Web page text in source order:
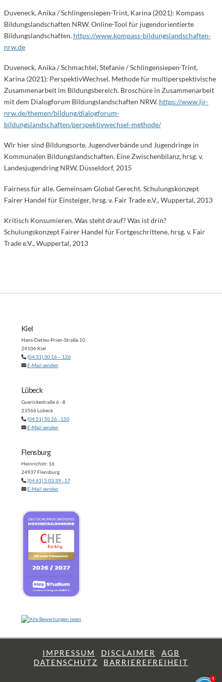
Duveneck, Anika / Schlingensiepen-Trint, Karina (2021): Kompass
Bildungslandschaften NRW. Online-Tool für jugendorientierte
Bildungslandschaften. https://www.kompass-bildungslandschaften-
nrw.de
Duveneck, Anika / Schmachtel, Stefanie / Schlingensiepen-Trint,
Karina (2021): PerspektivWechsel. Methode für multiperspektivische
Zusammenarbeit im Bildungsbereich. Broschüre in Zusammenarbeit
mit dem Dialogforum Bildungslandschaften NRW. https://www.ljr-
nrw.de/themen/bildung/dialogforum-
bildungslandschaften/perspektivwechsel-methode/
Wir hier sind Bildungsorte. Jugendverbände und Jugendringe in
Kommunalen Bildungslandschaften. Eine Zwischenbilanz, hrsg. v.
Landesjugendring NRW, Düsseldorf, 2015
Fairness für alle. Gemeinsam Global Gerecht. Schulungskonzept
Fairer Handel für Einsteiger, hrsg. v. Fair Trade e.V., Wuppertal, 2013
Kritisch Konsumieren. Was steht drauf? Was ist drin?
Schulungskonzept Fairer Handel für Fortgeschrittene, hrsg. v. Fair
Trade e.V., Wuppertal, 2013
Kiel
Hans-Detlev-Prien-Straße 10
24106 Kiel
(04 31) 30 16 – 126
E-Mail senden
Lübeck
Guerickestraße 6 - 8
23566 Lübeck
(04 51) 50 26 - 150
E-Mail senden
Flensburg
Heinrichstr. 16
24937 Flensburg
(04 61) 5 03 39 - 17
E-Mail senden
IMPRESSUM DISCLAIMER
AGB
DATENSCHUTZ
BARRIEREFREIHEIT